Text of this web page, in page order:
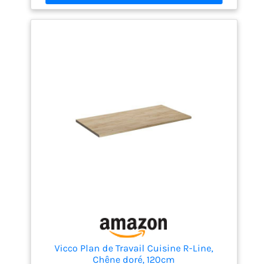
rester attrayants et fonctionnels pendant des
années. 【Utilisation polyvalente :】 ce plan de
variations de couleurs et de grains. La livraison est
aléatoire, ce qui garantit l'exclusivité et
l'individualité de votre produit.
Vicco Plan de Travail Cuisine R-Line,
Chêne doré, 120cm